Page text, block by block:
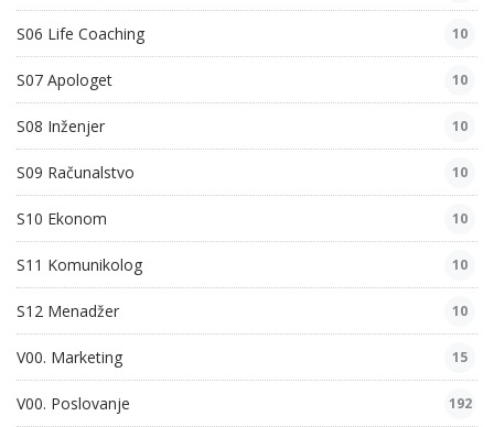
S06 Life Coaching 10
S07 Apologet 10
S08 Inženjer 10
S09 Računalstvo 10
S10 Ekonom 10
S11 Komunikolog 10
S12 Menadžer 10
V00. Marketing 15
V00. Poslovanje 192